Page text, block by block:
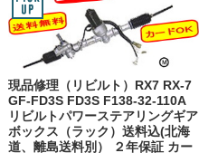
現品修理（リビルト）RX7 RX-7
GF-FD3S FD3S F138-32-110A
リビルトパワーステアリングギア
ボックス（ラック）送料込(北海
道、離島送料別） ２年保証 カー